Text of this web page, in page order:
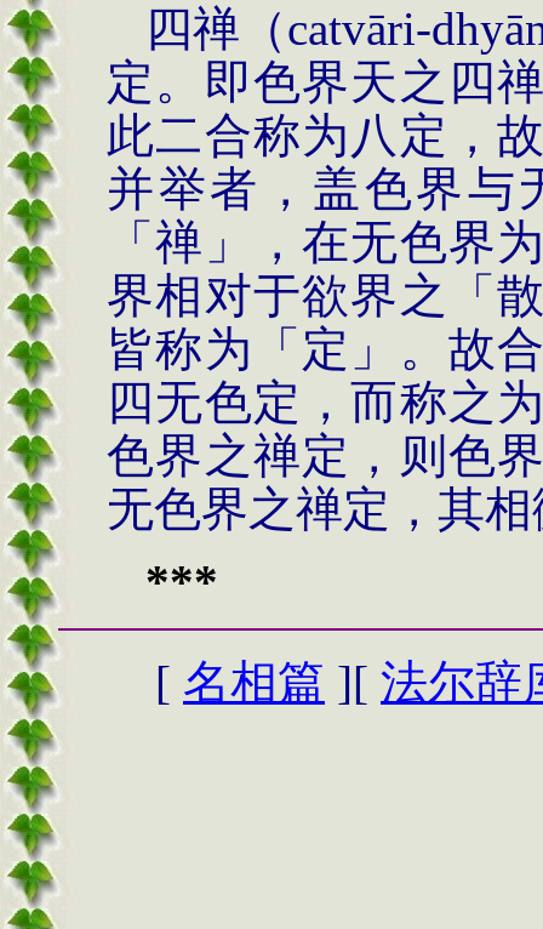
四禅（catvāri-
定。即色界天之四
此二合称为八定，
并举者，盖色界与
「禅」，在无色界
界相对于欲界之「
皆称为「定」。故
四无色定，而称之
色界之禅定，则色
无色界之禅定，其
***
[ 名相篇 ][ 法尔辞